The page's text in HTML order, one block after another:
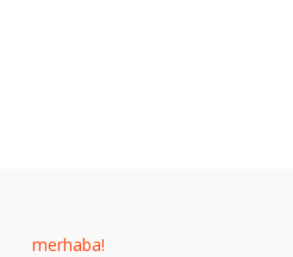
merhaba!